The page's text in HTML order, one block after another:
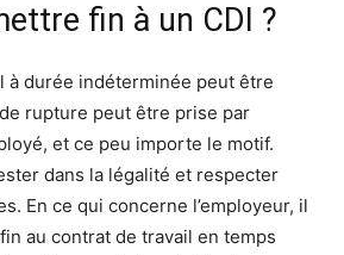
fin à un CDI ?
à durée indéterminée peut être
rupture peut être prise par
et ce peu importe le motif.
dans la légalité et respecter
En ce qui concerne l’employeur, il
au contrat de travail en temps